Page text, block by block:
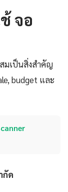
จอ
มเป็นสิ่งสำคัญ
budget และ
กัด